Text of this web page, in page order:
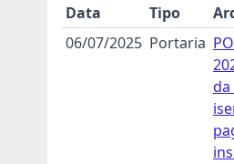
Data Tipo
06/07/2025 Portaria
da